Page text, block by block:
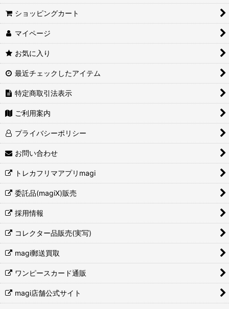
ショッピングカート
マイページ
お気に入り
最近チェックしたアイテム
特定商取引法表示
ご利用案内
プライバシーポリシー
お問い合わせ
トレカフリマアプリmagi
委託品(magiX)販売
採用情報
コレクター品販売(実写)
magi郵送買取
ワンピースカード通販
magi店舗公式サイト